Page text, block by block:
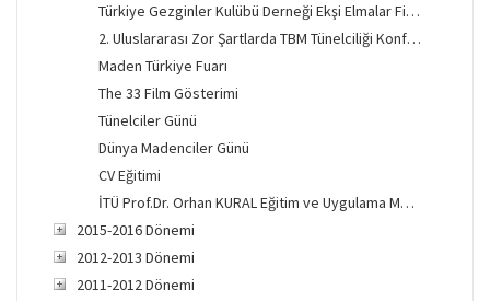
Türkiye Gezginler Kulübü Derneği Ekşi Elmalar Film Gösterimi
2. Uluslararası Zor Şartlarda TBM Tünelciliği Konferansı
Maden Türkiye Fuarı
The 33 Film Gösterimi
Tünelciler Günü
Dünya Madenciler Günü
CV Eğitimi
İTÜ Prof.Dr. Orhan KURAL Eğitim ve Uygulama Merkezi Açılışı
2015-2016 Dönemi
2012-2013 Dönemi
2011-2012 Dönemi